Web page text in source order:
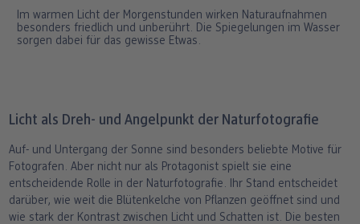
Im warmen Licht der Morgenstunden wirken Naturaufnahmen
besonders friedlich und unberührt. Die Spiegelungen im Wasser
sorgen dabei für das gewisse Etwas.
Licht als Dreh- und Angelpunkt der Naturfotografie
Auf- und Untergang der Sonne sind besonders beliebte Motive für
Fotografen. Aber nicht nur als Protagonist spielt sie eine
entscheidende Rolle in der Naturfotografie. Ihr Stand entscheidet
darüber, wie weit die Blütenkelche von Pflanzen geöffnet sind und
wie stark der Kontrast zwischen Licht und Schatten ist. Die besten